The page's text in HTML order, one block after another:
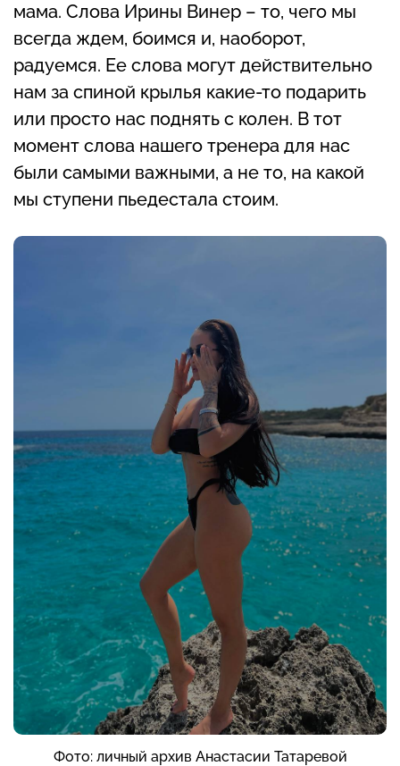
мама. Слова Ирины Винер – то, чего мы
всегда ждем, боимся и, наоборот,
радуемся. Ее слова могут действительно
нам за спиной крылья какие-то подарить
или просто нас поднять с колен. В тот
момент слова нашего тренера для нас
были самыми важными, а не то, на какой
мы ступени пьедестала стоим.
Фото: личный архив Анастасии Татаревой